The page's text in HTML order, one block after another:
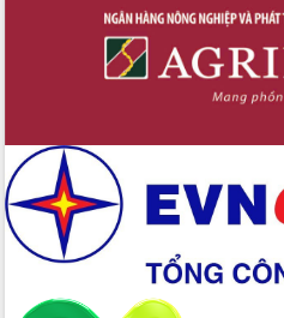
UBND tỉnh Đắk Lắk tổng kết công tác
quốc phòng, quân sự địa phương năm
các giải pháp nhằm thực hiện hiệu quả
các nhiệm vụ đề ra năm 2025
Phát huy vai trò của người có uy tín
trong phòng chống tảo hôn và hôn
nhân cận huyết thống
Nông sản Tây Nguyên thu hút doanh
nghiệp nước ngoài